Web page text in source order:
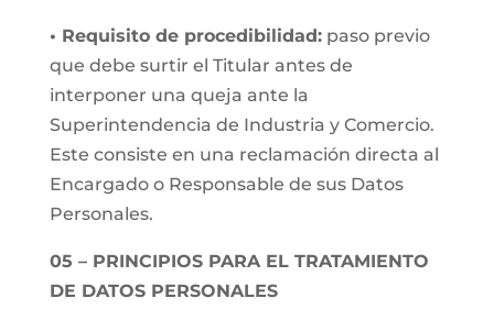
• Requisito de procedibilidad:paso previo
que debe surtir el Titular antes de
interponer una queja ante la
Superintendencia de Industria y Comercio.
Este consiste en una reclamación directa al
Encargado o Responsable de sus Datos
Personales.
05 – PRINCIPIOS PARA EL TRATAMIENTO
DE DATOS PERSONALES